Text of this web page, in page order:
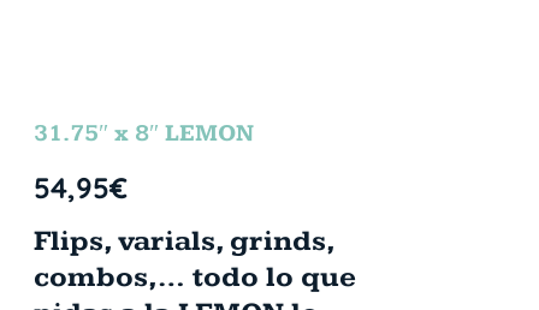
31.75″ x 8″ LEMON
54,95€
Flips, varials, grinds,
combos,… todo lo que